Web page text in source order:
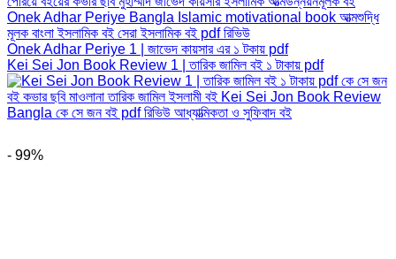
Onek Adhar Periye 1 | জাভেদ কায়সার এর ১ টকায় pdf
Kei Sei Jon Book Review 1 | তারিক জামিল বই ১ টাকায় pdf
- 99%